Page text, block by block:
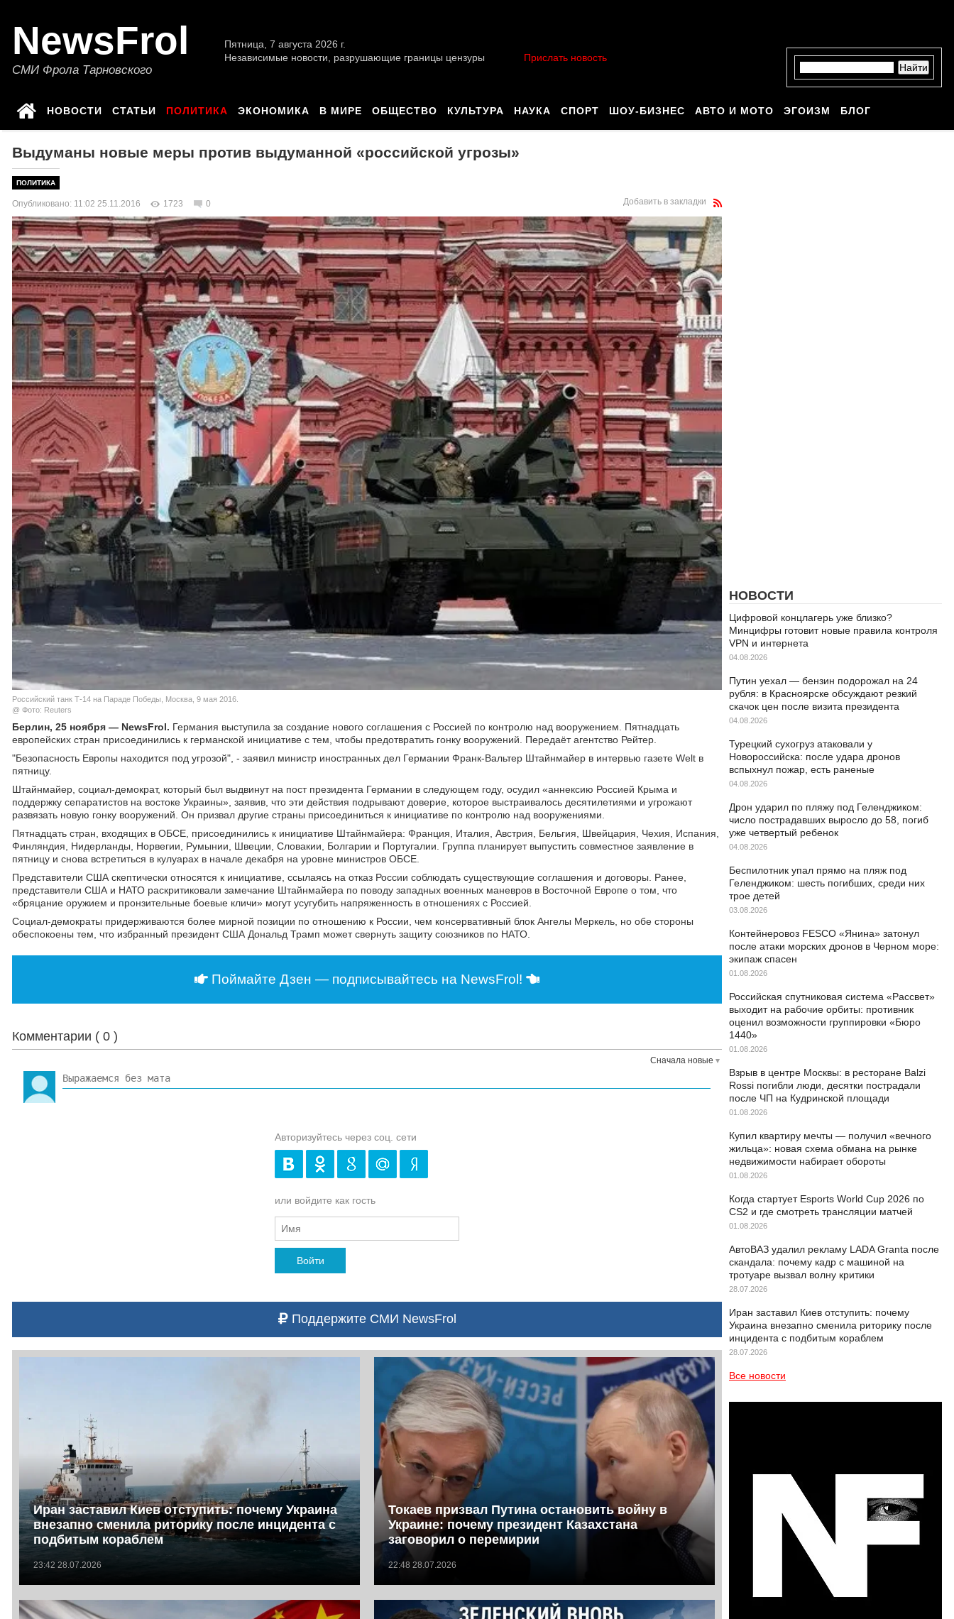
NewsFrol
СМИ Фрола Тарновского
Пятница, 7 августа 2026 г.
Независимые новости, разрушающие границы цензуры
Прислать новость
НОВОСТИ СТАТЬИ ПОЛИТИКА ЭКОНОМИКА В МИРЕ ОБЩЕСТВО КУЛЬТУРА НАУКА СПОРТ ШОУ-БИЗНЕС АВТО И МОТО ЭГОИЗМ БЛОГ
Выдуманы новые меры против выдуманной «российской угрозы»
ПОЛИТИКА
Опубликовано: 11:02 25.11.2016 1723 0 Добавить в закладки
Российский танк Т-14 на Параде Победы, Москва, 9 мая 2016.
@ Фото: Reuters
Берлин, 25 ноября — NewsFrol. Германия выступила за создание нового соглашения с Россией по контролю над вооружением. Пятнадцать
европейских стран присоединились к германской инициативе с тем, чтобы предотвратить гонку вооружений. Передаёт агентство Рейтер.
"Безопасность Европы находится под угрозой", - заявил министр иностранных дел Германии Франк-Вальтер Штайнмайер в интервью газете Welt в
пятницу.
Штайнмайер, социал-демократ, который был выдвинут на пост президента Германии в следующем году, осудил «аннексию Россией Крыма и
поддержку сепаратистов на востоке Украины», заявив, что эти действия подрывают доверие, которое выстраивалось десятилетиями и угрожают
развязать новую гонку вооружений. Он призвал другие страны присоединиться к инициативе по контролю над вооружениями.
Пятнадцать стран, входящих в ОБСЕ, присоединились к инициативе Штайнмайера: Франция, Италия, Австрия, Бельгия, Швейцария, Чехия, Испания,
Финляндия, Нидерланды, Норвегии, Румынии, Швеции, Словакии, Болгарии и Португалии. Группа планирует выпустить совместное заявление в
пятницу и снова встретиться в кулуарах в начале декабря на уровне министров ОБСЕ.
Представители США скептически относятся к инициативе, ссылаясь на отказ России соблюдать существующие соглашения и договоры. Ранее,
представители США и НАТО раскритиковали замечание Штайнмайера по поводу западных военных маневров в Восточной Европе о том, что
«бряцание оружием и пронзительные боевые кличи» могут усугубить напряженность в отношениях с Россией.
Социал-демократы придерживаются более мирной позиции по отношению к России, чем консервативный блок Ангелы Меркель, но обе стороны
обеспокоены тем, что избранный президент США Дональд Трамп может свернуть защиту союзников по НАТО.
Поймайте Дзен — подписывайтесь на NewsFrol!
Комментарии ( 0 )
Сначала новые
Авторизуйтесь через соц. сети
или войдите как гость
Войти
Поддержите СМИ NewsFrol
Иран заставил Киев отступить: почему Украина
внезапно сменила риторику после инцидента с
подбитым кораблем
23:42 28.07.2026
Токаев призвал Путина остановить войну в
Украине: почему президент Казахстана
заговорил о перемирии
22:48 28.07.2026
НОВОСТИ
Цифровой концлагерь уже близко?
Минцифры готовит новые правила контроля
VPN и интернета
04.08.2026
Путин уехал — бензин подорожал на 24
рубля: в Красноярске обсуждают резкий
скачок цен после визита президента
04.08.2026
Турецкий сухогруз атаковали у
Новороссийска: после удара дронов
вспыхнул пожар, есть раненые
04.08.2026
Дрон ударил по пляжу под Геленджиком:
число пострадавших выросло до 58, погиб
уже четвертый ребенок
04.08.2026
Беспилотник упал прямо на пляж под
Геленджиком: шесть погибших, среди них
трое детей
03.08.2026
Контейнеровоз FESCO «Янина» затонул
после атаки морских дронов в Черном море:
экипаж спасен
01.08.2026
Российская спутниковая система «Рассвет»
выходит на рабочие орбиты: противник
оценил возможности группировки «Бюро
1440»
01.08.2026
Взрыв в центре Москвы: в ресторане Balzi
Rossi погибли люди, десятки пострадали
после ЧП на Кудринской площади
01.08.2026
Купил квартиру мечты — получил «вечного
жильца»: новая схема обмана на рынке
недвижимости набирает обороты
01.08.2026
Когда стартует Esports World Cup 2026 по
CS2 и где смотреть трансляции матчей
01.08.2026
АвтоВАЗ удалил рекламу LADA Granta после
скандала: почему кадр с машиной на
тротуаре вызвал волну критики
28.07.2026
Иран заставил Киев отступить: почему
Украина внезапно сменила риторику после
инцидента с подбитым кораблем
28.07.2026
Все новости